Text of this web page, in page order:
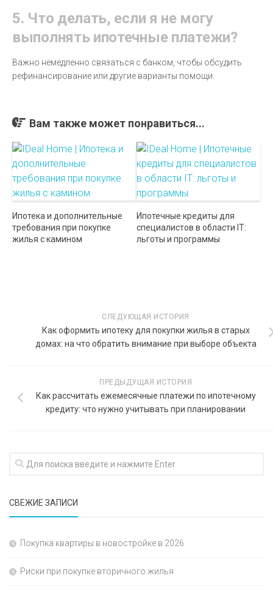
5. Что делать, если я не могу
выполнять ипотечные платежи?
Важно немедленно связаться с банком, чтобы обсудить
рефинансирование или другие варианты помощи.
Вам также может понравиться...
Ипотека и дополнительные
требования при покупке
жилья с камином
Ипотечные кредиты для
специалистов в области IT:
льготы и программы
СЛЕДУЮЩАЯ ИСТОРИЯ
Как оформить ипотеку для покупки жилья в старых
домах: на что обратить внимание при выборе объекта
ПРЕДЫДУЩАЯ ИСТОРИЯ
Как рассчитать ежемесячные платежи по ипотечному
кредиту: что нужно учитывать при планировании
СВЕЖИЕ ЗАПИСИ
Покупка квартиры в новостройке в 2026
Риски при покупке вторичного жилья